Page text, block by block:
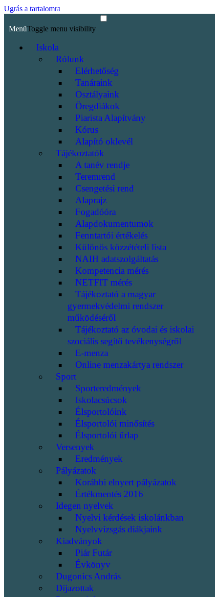
Ugrás a tartalomra
MenüToggle menu visibility
Iskola
Rólunk
Elérhetőség
Tanáraink
Osztályaink
Öregdiákok
Piarista Alapítvány
Kórus
Alapító oklevél
Tájékoztatók
A tanév rendje
Teremrend
Csengetési rend
Alaprajz
Fogadóóra
Alapdokumentumok
Fenntartói értékelés
Különös közzétételi lista
NAIH adatszolgáltatás
Kompetencia mérés
NETFIT mérés
Tájékoztató a magyar
gyermekvédelmi rendszer
működéséről
Tájékoztató az óvodai és iskolai
szociális segítő tevékenységről
E-menza
Online menzakártya rendszer
Sport
Sporteredmények
Iskolacsúcsok
Élsportolóink
Élsportolói minősítés
Élsportolói űrlap
Versenyek
Eredmények
Pályázatok
Korábbi elnyert pályázatok
Értékmentés 2016
Idegen nyelvek
Nyelvi kérdések iskolánkban
Nyelvvizsgás diákjaink
Kiadványok
Piár Futár
Évkönyv
Dugonics András
Díjazottak